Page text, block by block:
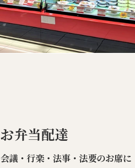
お弁当配達
会議・行楽・法事・法要のお席に